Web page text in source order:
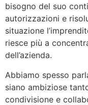
bisogno del suo
autorizzazioni e
situazione
riesce più a
dell’azienda.
Abbiamo spesso
siano ambiziose
condivisione e